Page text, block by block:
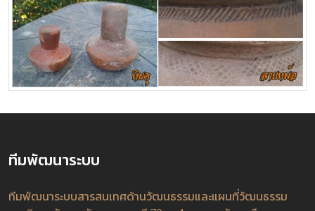
ทีมพัฒนาระบบ
ทีมพัฒนาระบบสารสนเทศด้านวัฒนธรรมและแผนที่วัฒนธรรม